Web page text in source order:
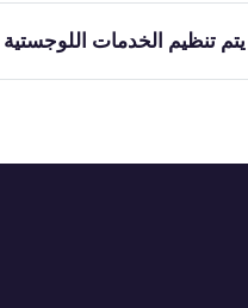
تنظيم الخدمات اللوجستية